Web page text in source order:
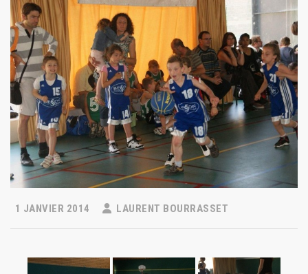
1 JANVIER 2014 LAURENT BOURRASSET